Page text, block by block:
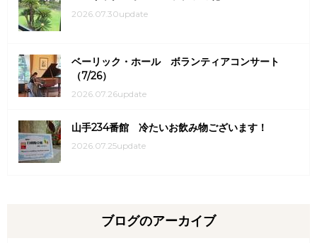
2026.07.30update
ベーリック・ホール ボランティアコンサート
（7/26）
2026.07.26update
山手234番館 冷たいお飲み物ございます！
2026.07.25update
ブログのアーカイブ